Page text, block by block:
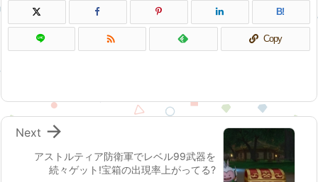
B!
 Copy
アストルティア防衛軍でレベル99武器を
続々ゲット!宝箱の出現率上がってる?

Next